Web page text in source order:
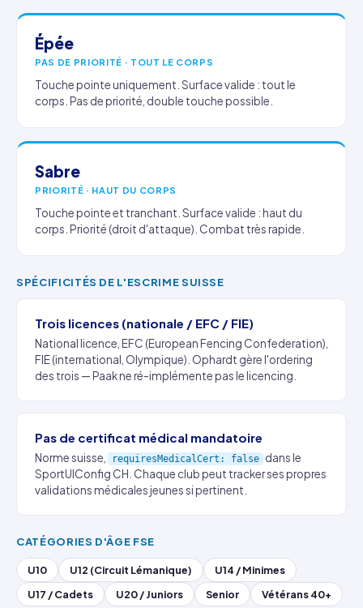
Épée
PAS DE PRIORITÉ · TOUT LE CORPS
Touche pointe uniquement. Surface valide : tout le
corps. Pas de priorité, double touche possible.
Sabre
PRIORITÉ · HAUT DU CORPS
Touche pointe et tranchant. Surface valide : haut du
corps. Priorité (droit d'attaque). Combat très rapide.
SPÉCIFICITÉS DE L'ESCRIME SUISSE
Trois licences (nationale / EFC / FIE)
National licence, EFC (European Fencing Confederation),
FIE (international, Olympique). Ophardt gère l'ordering
des trois — Paak ne ré-implémente pas le licencing.
Pas de certificat médical mandatoire
Norme suisse, requiresMedicalCert: false dans le
SportUIConfig CH. Chaque club peut tracker ses propres
validations médicales jeunes si pertinent.
CATÉGORIES D'ÂGE FSE
U10 U12 (Circuit Lémanique)
U14 / Minimes
U17 / Cadets
U20 / Juniors Senior Vétérans 40+